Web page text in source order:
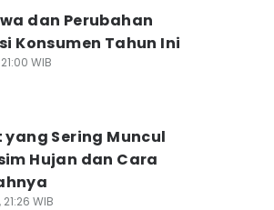
dan Perubahan
Konsumen Tahun Ini
WIB
yang Sering Muncul
Hujan dan Cara
WIB